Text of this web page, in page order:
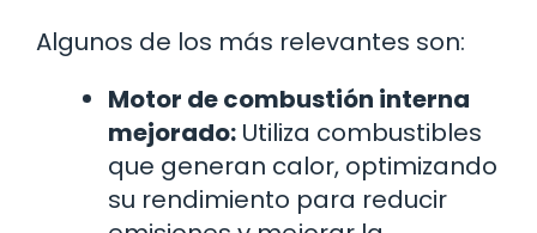
Algunos de los más relevantes son:
Motor de combustión interna
mejorado: Utiliza combustibles
que generan calor, optimizando
su rendimiento para reducir